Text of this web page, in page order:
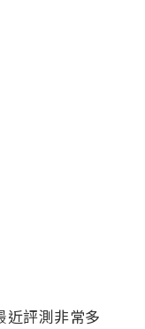
評測非常多